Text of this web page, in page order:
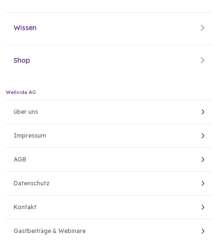
Wissen
Shop
Wellvida AG
über uns
Impressum
AGB
Datenschutz
Kontakt
Gastbeiträge & Webinare